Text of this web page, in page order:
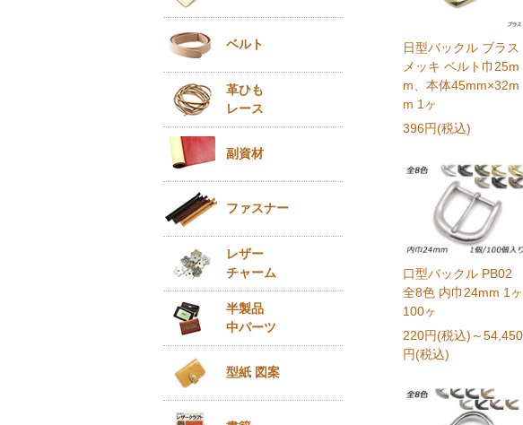
日型バックル ブラス
メッキ ベルト巾25m
m、本体45mm×32m
m 1ヶ
396円(税込)
口型バックル PB02
全8色 内巾24mm 1
100ヶ
220円(税込) ～54,450
円(税込)
ベルト
革ひも
レース
副資材
ファスナー
レザー
チャーム
半製品
中パーツ
型紙 図案